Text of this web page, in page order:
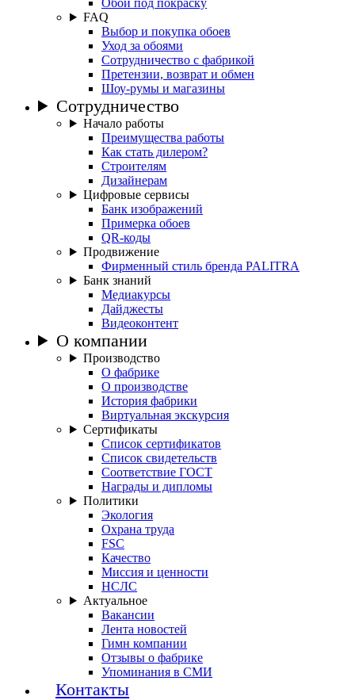
Обои под покраску
FAQ
Выбор и покупка обоев
Уход за обоями
Сотрудничество с фабрикой
Претензии, возврат и обмен
Шоу-румы и магазины
Сотрудничество
Начало работы
Преимущества работы
Как стать дилером?
Строителям
Дизайнерам
Цифровые сервисы
Банк изображений
Примерка обоев
QR-коды
Продвижение
Фирменный стиль бренда PALITRA
Банк знаний
Медиакурсы
Дайджесты
Видеоконтент
О компании
Производство
О фабрике
О производстве
История фабрики
Виртуальная экскурсия
Сертификаты
Список сертификатов
Список свидетельств
Соответствие ГОСТ
Награды и дипломы
Политики
Экология
Охрана труда
FSC
Качество
Миссия и ценности
НСЛС
Актуальное
Вакансии
Лента новостей
Гимн компании
Отзывы о фабрике
Упоминания в СМИ
Контакты